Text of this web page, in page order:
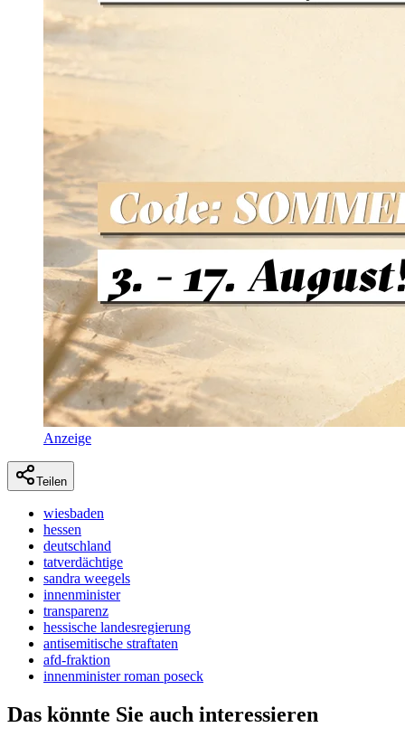
Anzeige
Teilen
wiesbaden
hessen
deutschland
tatverdächtige
sandra weegels
innenminister
transparenz
hessische landesregierung
antisemitische straftaten
afd-fraktion
innenminister roman poseck
Das könnte Sie auch interessieren